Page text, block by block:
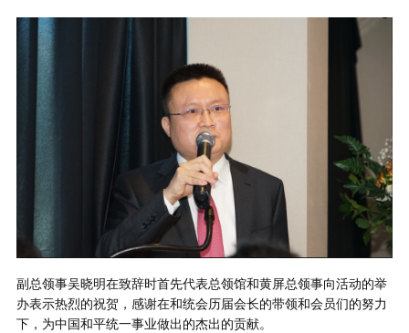
副总领事吴晓明在致辞时首先代表总领馆和黄屏总领事向活动的举
办表示热烈的祝贺，感谢在和统会历届会长的带领和会员们的努力
下，为中国和平统一事业做出的杰出的贡献。